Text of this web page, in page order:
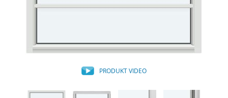
PRODUKT VIDEO